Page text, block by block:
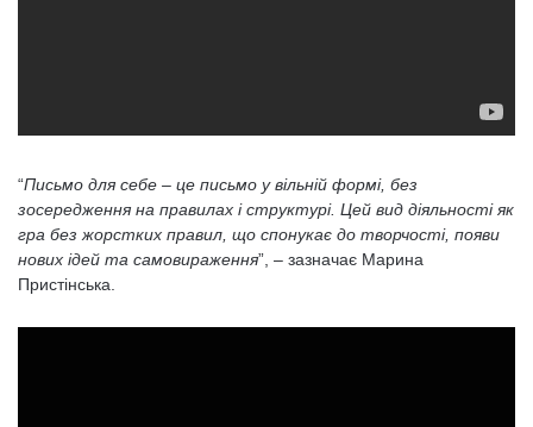
“Письмо для себе – це письмо у вільній формі, без
зосередження на правилах і структурі. Цей вид діяльності як
гра без жорстких правил, що спонукає до творчості, появи
нових ідей та самовираження”, – зазначає Марина
Пристінська.